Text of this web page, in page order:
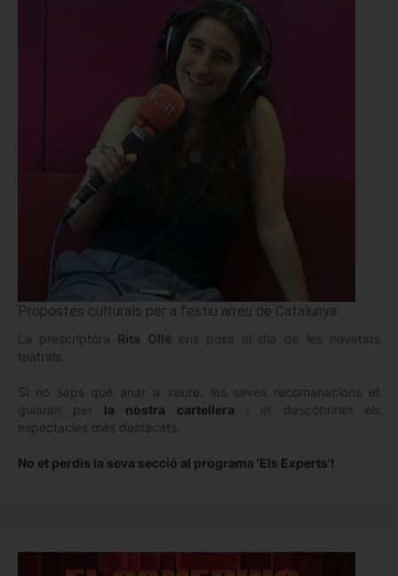
Propostes culturals per a l'estiu arreu de Catalunya
La prescriptora Rita Ollé ens posa al dia de les novetats
teatrals.
Si no saps què anar a veure, les seves recomanacions et
guiaran per la nostra cartellera i et descobriran els
espectacles més destacats.
No et perdis la seva secció al programa 'Els Experts'!